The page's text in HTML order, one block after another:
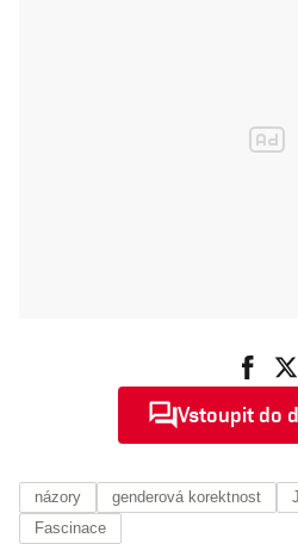
Vstoupit do
názory genderová korektnost
Fascinace